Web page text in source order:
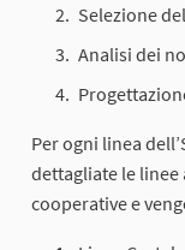
Selezione
Analisi dei
Per ogni linea
dettagliate le
cooperative e